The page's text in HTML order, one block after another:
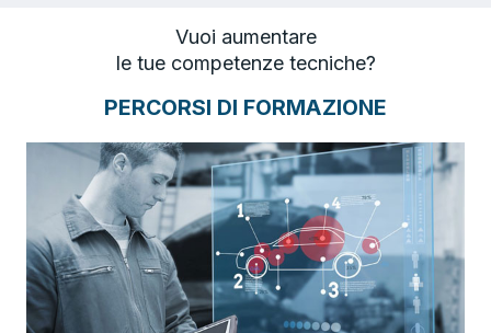
Vuoi aumentare
le tue competenze tecniche?
PERCORSI DI FORMAZIONE